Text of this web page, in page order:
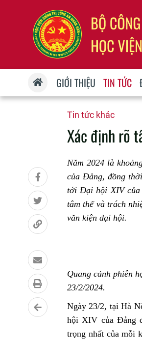
GIỚI THIỆU TIN TỨC
Tin tức khác
Xác định rõ
Năm 2024 là
của Đảng, đồng
tới Đại hội XIV của
tâm thế và trách
văn kiện đại hội.
Quang cảnh phiên
23/2/2024.
Ngày 23/2, tại Hà
hội XIV của Đảng
trọng nhất của mỗi